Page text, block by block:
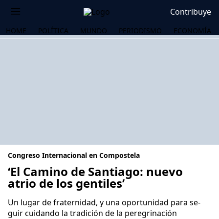
Contribuye
HOME POLÍTICA MUNDO PERIODISMO ECONOMÍA
Congreso Internacional en Compostela
‘El Ca­mino de San­tia­go: nue­vo
atrio de los gen­ti­les’
Un lu­gar de fra­ter­ni­dad, y una opor­tu­ni­dad para se­
guir cui­dan­do la tra­di­ción de la peregrinación